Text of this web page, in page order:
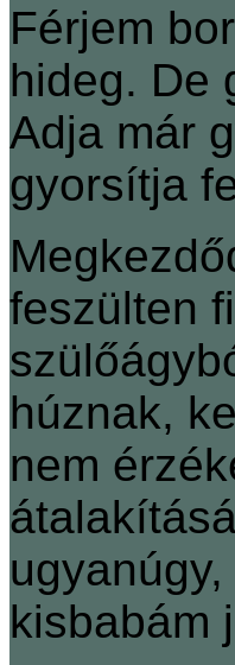
Férjem
hideg. De
Adja már
gyorsítja
feszülten
húznak,
nem
kisbabám